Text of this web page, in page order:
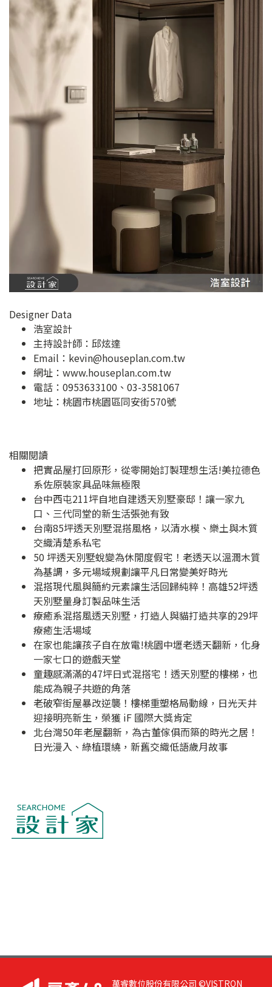
Designer Data
浩室設計
主持設計師：邱炫達
Email： kevin@houseplan.com.tw
網址： www.houseplan.com.tw
電話：0953633100、03-3581067
地址： 桃園市桃園區同安街570號
相關閱讀
把實品屋打回原形，從零開始訂製理想生活!美拉德色
系佐原裝家具品味無極限
台中西屯211坪自地自建透天別墅豪邸！讓一家九
口、三代同堂的新生活張弛有致
台南85坪透天別墅混搭風格，以清水模、樂土與木質
交織清楚系私宅
50 坪透天別墅蛻變為休閒度假宅！老透天以溫潤木質
為基調，多元場域規劃讓平凡日常變美好時光
混搭現代風與簡約元素讓生活回歸純粹！高雄52坪透
天別墅量身訂製品味生活
療癒系混搭風透天別墅，打造人與貓打造共享的29坪
療癒生活場域
在家也能讓孩子自在放電!桃園中壢老透天翻新，化身
一家七口的遊戲天堂
童趣感滿滿的47坪日式混搭宅！透天別墅的樓梯，也
能成為親子共遊的角落
老破窄街屋暴改逆襲！樓梯重塑格局動線，日光天井
迎接明亮新生，榮獲 iF 國際大獎肯定
北台灣50年老屋翻新，為古董傢俱而築的時光之居！
日光漫入、綠植環繞，新舊交織低語歲月故事
萬睿數位股份有限公司 ©VISTRON